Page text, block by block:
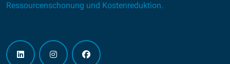
Ressourcenschonung und Kostenreduktion.